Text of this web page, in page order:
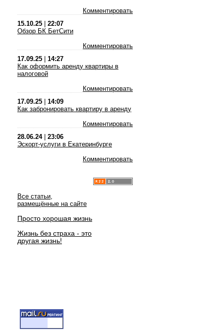
Комментировать
15.10.25
22:07
Обзор БК БетСити
Комментировать
17.09.25
14:27
Как оформить аренду квартиры в
налоговой
Комментировать
17.09.25
14:09
Как забронировать квартиру в аренду
Комментировать
28.06.24| 23:06
Эскорт-услуги в Екатеринбурге
Комментировать
Все статьи,
размещённые на сайте
Просто хорошая жизнь
Жизнь без страха - это
другая жизнь!